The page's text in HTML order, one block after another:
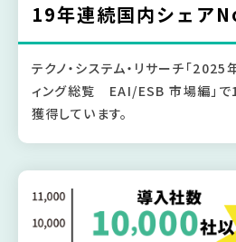
19年連続国内シェア
テクノ・システム・リサーチ「
ィング総覧 EAI/ESB 市場編」
獲得しています。